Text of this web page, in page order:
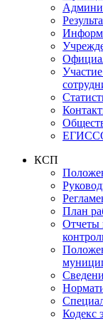
КСП
План
Отчеты
Кодекс